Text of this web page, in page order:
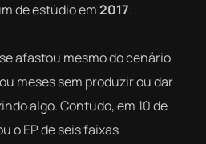
de estúdio em2017.
afastou mesmo do cenário
meses sem produzir ou dar
algo. Contudo, em 10 de
o EP de seis faixas